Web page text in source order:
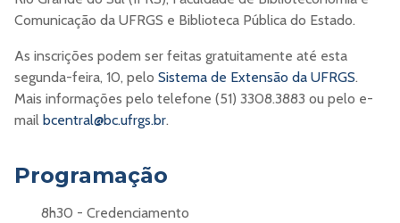
Comunicação da UFRGS e Biblioteca Pública do Estado.
As inscrições podem ser feitas gratuitamente até esta
segunda-feira, 10, pelo Sistema de Extensão da UFRGS.
Mais informações pelo telefone (51) 3308.3883 ou pelo e-
mail bcentral@bc.ufrgs.br.
Programação
8h30 - Credenciamento